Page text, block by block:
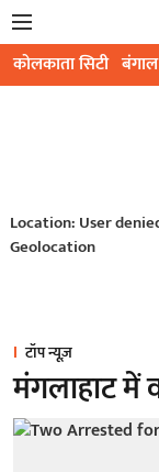
कोलकाता सिटी बंगाल
Location: User
Geolocation
टॉप न्यूज़
मंगलाहाट में